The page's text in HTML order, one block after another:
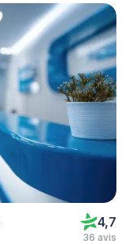
4,7
36 avis